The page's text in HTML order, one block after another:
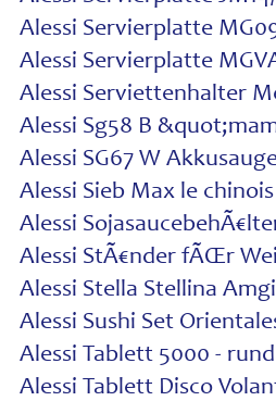
Alessi Servierplatte
Alessi Servierplatte
Alessi Serviettenhalter
Alessi Sg58 B
Alessi SG67 W
Alessi Sieb Max le
Alessi
Alessi StÃ€nder fÃŒr
Alessi Stella Stellina
Alessi Sushi Set
Alessi Tablett 5000 - rund
Alessi Tablett Disco